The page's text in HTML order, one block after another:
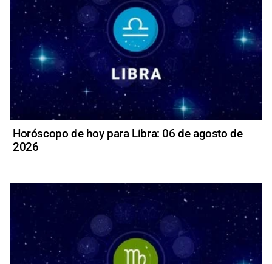
Horóscopo de hoy para Libra: 06 de agosto de
2026